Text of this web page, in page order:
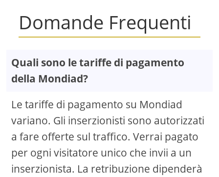
Domande Frequenti
Quali sono le tariffe di pagamento
della Mondiad?
Le tariffe di pagamento su Mondiad
variano. Gli inserzionisti sono autorizzati
a fare offerte sul traffico. Verrai pagato
per ogni visitatore unico che invii a un
inserzionista. La retribuzione dipenderà